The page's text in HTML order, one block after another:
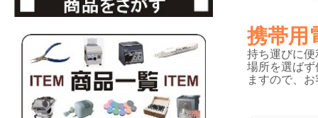
携帯用
持ち運びに
場所を選ば
ますので、 お